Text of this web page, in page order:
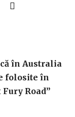
în Australia
folosite în
Road”